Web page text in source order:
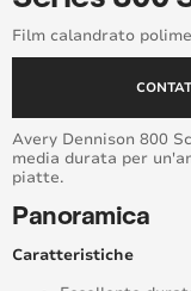
Film calandrato
Avery Dennison 800
media durata per
piatte.
Panoramica
Caratteristiche
Supreme Wrap™
Window Films